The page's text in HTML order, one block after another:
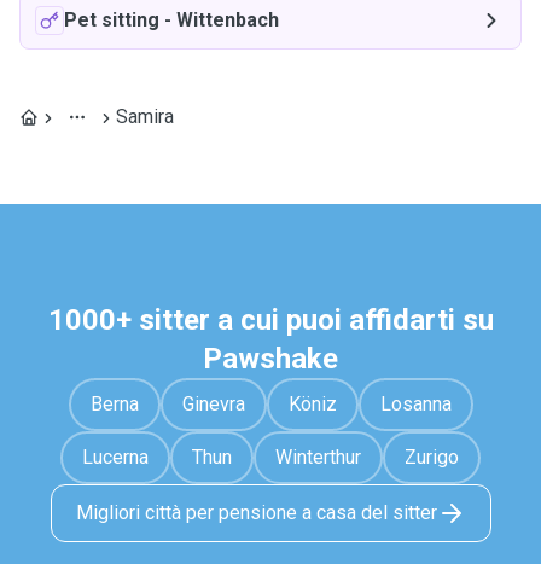
Pet sitting - Wittenbach
Samira
1000+ sitter a cui puoi affidarti su
Pawshake
Berna Ginevra Köniz Losanna
Lucerna Thun Winterthur Zurigo
Migliori città per pensione a casa del sitter